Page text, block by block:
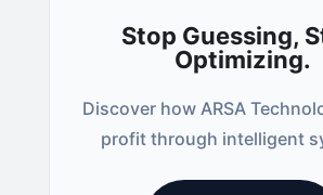
Stop Guessing,
Optimizing.
Discover how ARSA
profit through intelligent